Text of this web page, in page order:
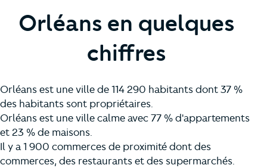
Orléans en quelques
chiffres
Orléans est une ville de 114 290 habitants dont 37 %
des habitants sont propriétaires.
Orléans est une ville calme avec 77 % d'appartements
et 23 % de maisons.
Il y a 1 900 commerces de proximité dont des
commerces, des restaurants et des supermarchés.